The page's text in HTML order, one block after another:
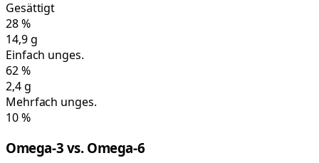
Gesättigt
28%
14,9g
Einfach unges.
62%
2,4g
Mehrfach unges.
10%
Omega-3 vs. Omega-6